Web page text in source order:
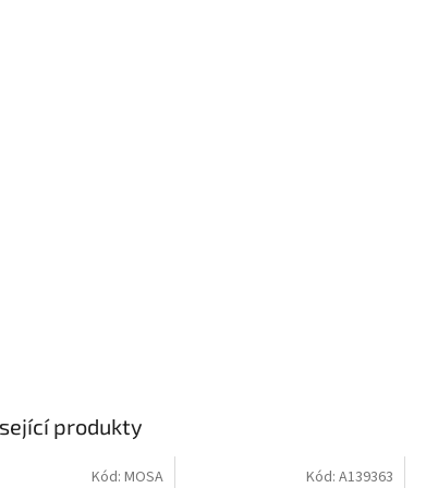
produkty
Kód: MOSA Kód: A139363